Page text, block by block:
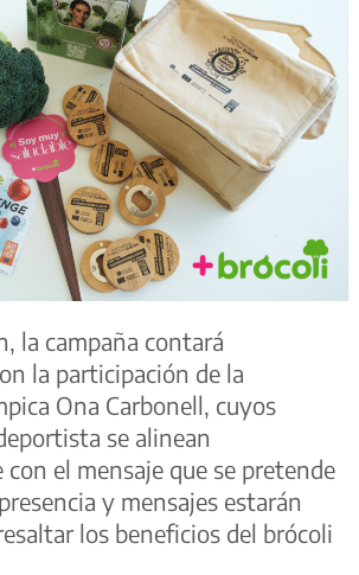
la campaña contará
la participación de la
Ona Carbonell, cuyos
se alinean
el mensaje que se pretende
y mensajes estarán
los beneficios del brócoli